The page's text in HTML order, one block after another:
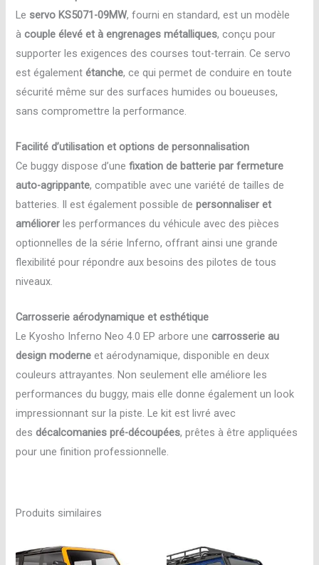
Le servo KS5071-09MW, fourni en standard, est un modèle
àcouple élevé et à engrenages métalliques, conçu pour
supporter les exigences des courses tout-terrain. Ce servo
est égalementétanche, ce qui permet de conduire en toute
sécurité même sur des surfaces humides ou boueuses,
sans compromettre la performance.
Facilité d’utilisation et options de personnalisation
Ce buggy dispose d’unefixation de batterie par fermeture
auto-agrippante, compatible avec une variété de tailles de
batteries. Il est également possible depersonnaliser et
améliorer les performances du véhicule avec des pièces
optionnelles de la série Inferno, offrant ainsi une grande
flexibilité pour répondre aux besoins des pilotes de tous
niveaux.
Carrosserie aérodynamique et esthétique
Le Kyosho Inferno Neo 4.0 EP arbore unecarrosserie au
design moderne et aérodynamique, disponible en deux
couleurs attrayantes. Non seulement elle améliore les
performances du buggy, mais elle donne également un look
impressionnant sur la piste. Le kit est livré avec
desdécalcomanies pré-découpées, prêtes à être appliquées
pour une finition professionnelle.
Produits similaires